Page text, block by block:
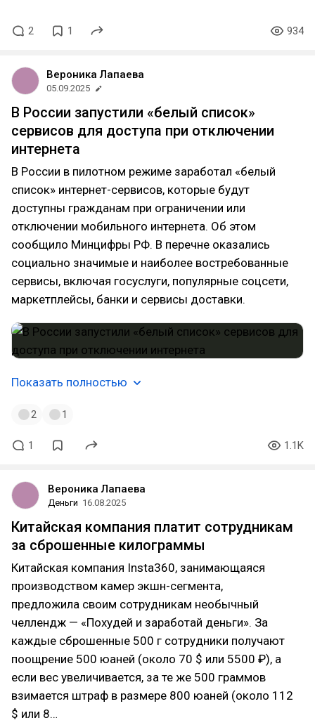
2 1 934
Вероника Лапаева
05.09.2025
В России запустили «белый список»
сервисов для доступа при отключении
интернета
В России в пилотном режиме заработал «белый
список» интернет-сервисов, которые будут
доступны гражданам при ограничении или
отключении мобильного интернета. Об этом
сообщило Минцифры РФ. В перечне оказались
социально значимые и наиболее востребованные
сервисы, включая госуслуги, популярные соцсети,
маркетплейсы, банки и сервисы доставки.
Показать полностью
2 1
1 1.1K
Вероника Лапаева
Деньги 16.08.2025
Китайская компания платит сотрудникам
за сброшенные килограммы
Китайская компания Insta360, занимающаяся
производством камер экшн-сегмента,
предложила своим сотрудникам необычный
челлендж — «Похудей и заработай деньги». За
каждые сброшенные 500 г сотрудники получают
поощрение 500 юаней (около 70 $ или 5500 ₽), а
если вес увеличивается, за те же 500 граммов
взимается штраф в размере 800 юаней (около 112
$ или 8…